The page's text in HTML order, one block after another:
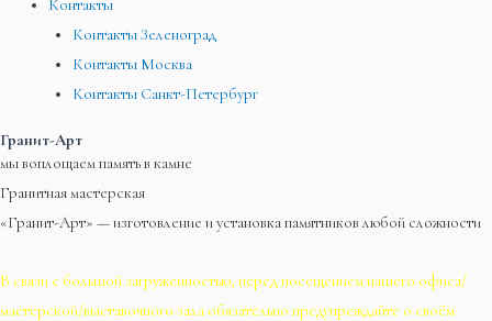
Контакты
Контакты Зеленоград
Контакты Москва
Контакты Санкт-Петербург
Гранит-Арт
мы воплощаем память в камне
Гранитная мастерская
«Гранит-Арт» — изготовление и установка памятников любой сложности
В связи с большой загруженностью, перед посещением нашего офиса/
мастерской/выставочного зала обязательно предупреждайте о своём